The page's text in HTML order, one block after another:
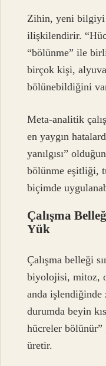
Zihin, yeni bilgiyi
ilişkilendirir.
“bölünme” ile
birçok kişi,
bölünebildiğini
Meta-analitik
en yaygın
yanılgısı”
bölünme eşitliği,
biçimde
Çalışma
Yük
Çalışma belleği
biyolojisi, mitoz,
anda
durumda beyin
hücreler
üretir.